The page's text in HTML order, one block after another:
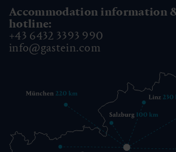
Accommodation information
hotline:
+43 6432 3393 990
info@gastein.com